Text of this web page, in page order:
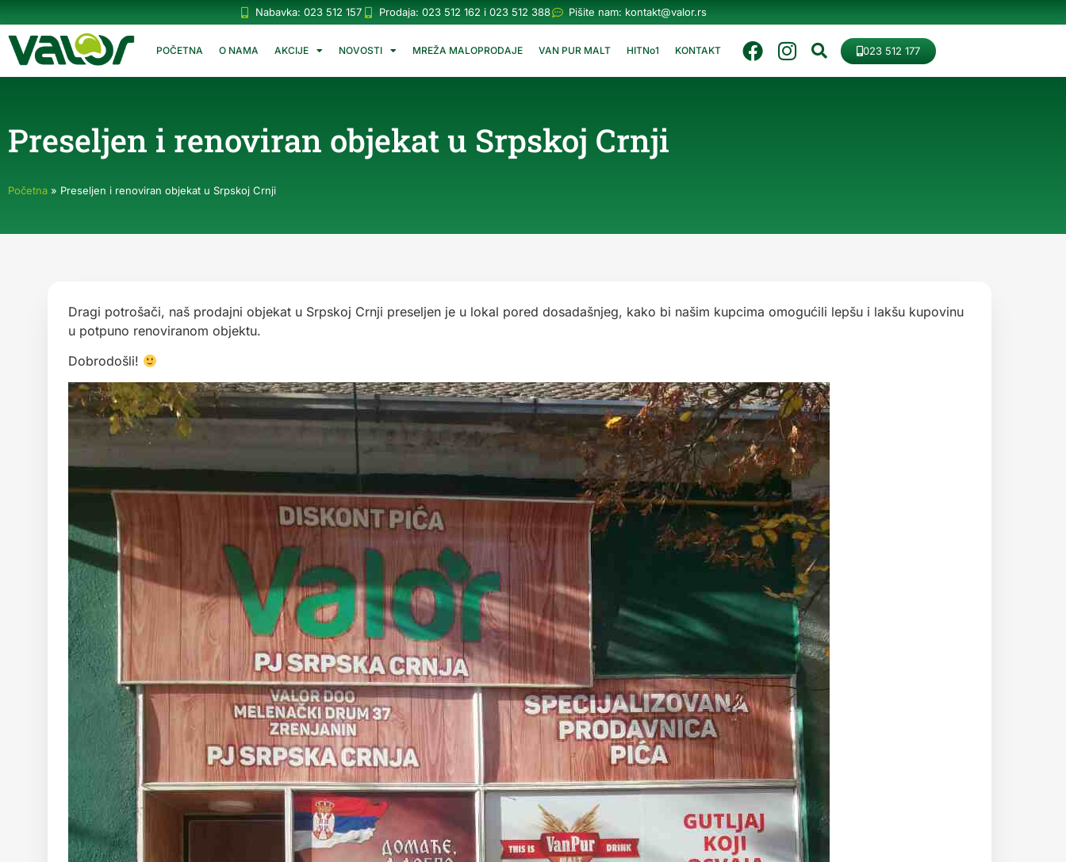
Nabavka: 023 512 157 Prodaja: 023 512 162 i 023 512 388 Pišite nam: kontakt@valor.rs
POČETNA O NAMA AKCIJE NOVOSTI MREŽA MALOPRODAJE VAN PUR MALT HITNo1 KONTAKT 023 512 177
Preseljen i renoviran objekat u Srpskoj Crnji
Početna » Preseljen i renoviran objekat u Srpskoj Crnji
Dragi potrošači, naš prodajni objekat u Srpskoj Crnji preseljen je u lokal pored dosadašnjeg, kako bi našim kupcima omogućili lepšu i lakšu kupovinu
u potpuno renoviranom objektu.
Dobrodošli!